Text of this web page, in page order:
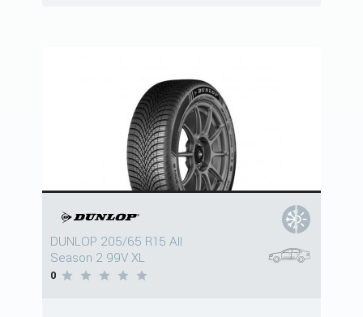
DUNLOP 205/65 R15 All
Season 2 99V XL
0